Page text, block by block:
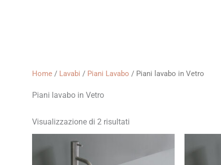
Home / Lavabi / Piani Lavabo / Piani lavabo in Vetro
Piani lavabo in Vetro
Visualizzazione di 2 risultati